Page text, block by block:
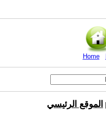
Home
الموقع الرئيسي